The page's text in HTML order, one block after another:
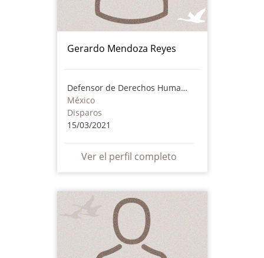
Gerardo Mendoza Reyes
Defensor de Derechos Humanos
México
Disparos
15/03/2021
Ver el perfil completo